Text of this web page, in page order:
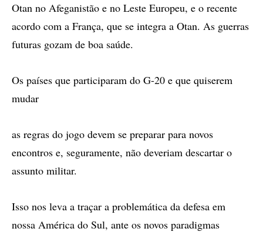
Otan no Afeganistão e no Leste Europeu, e o recente
acordo com a França, que se integra a Otan. As guerras
futuras gozam de boa saúde.
Os países que participaram do G-20 e que quiserem
mudar
as regras do jogo devem se preparar para novos
encontros e, seguramente, não deveriam descartar o
assunto militar.
Isso nos leva a traçar a problemática da defesa em
nossa América do Sul, ante os novos paradigmas